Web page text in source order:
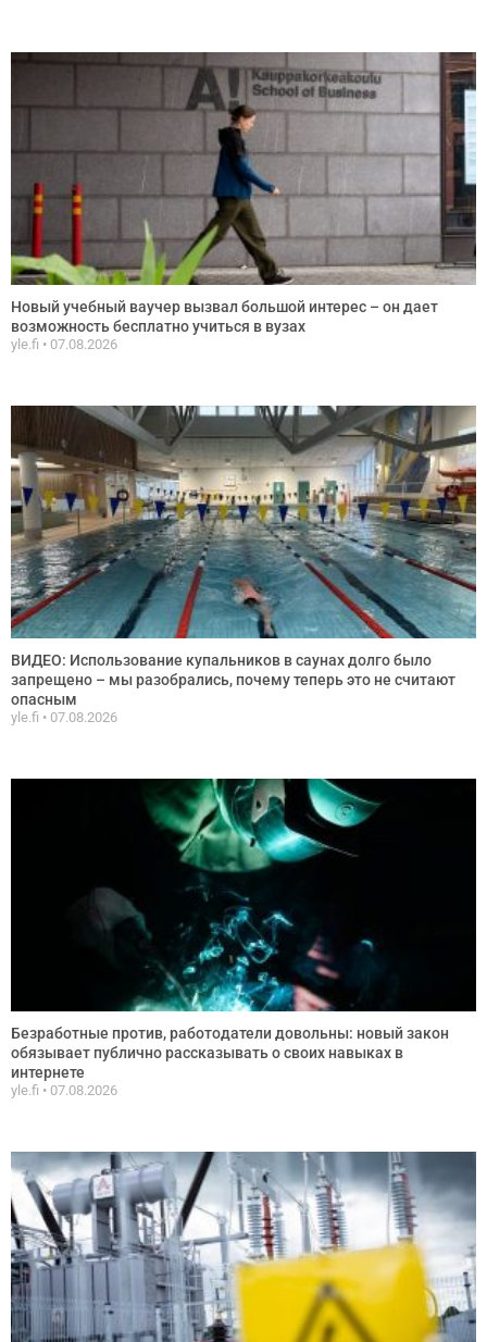
Новый учебный ваучер вызвал большой интерес – он дает
возможность бесплатно учиться в вузах
yle.fi 07.08.2026
ВИДЕО: Использование купальников в саунах долго было
запрещено – мы разобрались, почему теперь это не считают
опасным
yle.fi 07.08.2026
Безработные против, работодатели довольны: новый закон
обязывает публично рассказывать о своих навыках в
интернете
yle.fi 07.08.2026